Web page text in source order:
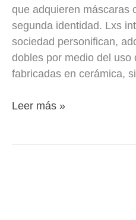
que adquieren máscaras
segunda identidad. Lxs
sociedad personifican,
dobles por medio del uso
fabricadas en cerámica,
Leer más »